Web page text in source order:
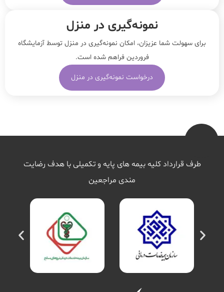
نمونه‌‌گیری در منزل
برای سهولت شما عزیزان، امکان نمونه‌گیری در منزل توسط آزمایشگاه
فروردین فراهم شده است.
درخواست نمونه‌گیری در منزل
طرف قرارداد کلیه بیمه های پایه و تکمیلی با هدف رضایت
مندی مراجعین